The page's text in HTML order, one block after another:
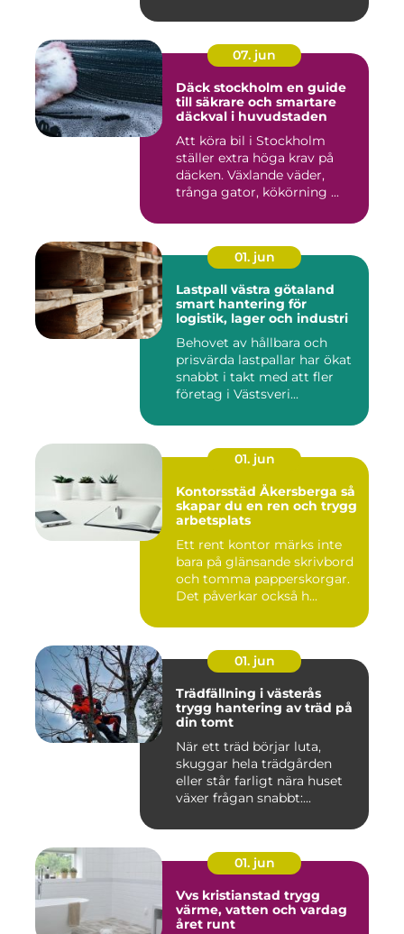
07. jun
Däck stockholm en guide
till säkrare och smartare
däckval i huvudstaden
Att köra bil i Stockholm
ställer extra höga krav på
däcken. Växlande väder,
trånga gator, kökörning ...
01. jun
Lastpall västra götaland
smart hantering för
logistik, lager och industri
Behovet av hållbara och
prisvärda lastpallar har ökat
snabbt i takt med att fler
företag i Västsveri...
01. jun
Kontorsstäd Åkersberga så
skapar du en ren och trygg
arbetsplats
Ett rent kontor märks inte
bara på glänsande skrivbord
och tomma papperskorgar.
Det påverkar också h...
01. jun
Trädfällning i västerås
trygg hantering av träd på
din tomt
När ett träd börjar luta,
skuggar hela trädgården
eller står farligt nära huset
växer frågan snabbt:...
01. jun
Vvs kristianstad trygg
värme, vatten och vardag
året runt